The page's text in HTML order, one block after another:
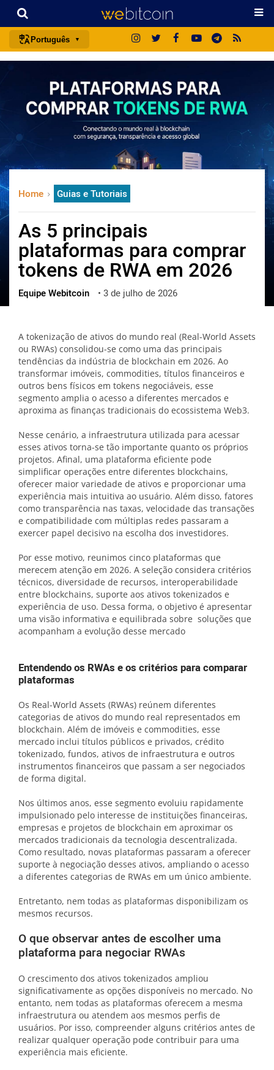
Português
english
español
中文
한국어
العربية
ไทย
ქართული
Home Guias e Tutoriais
As 5 principais
plataformas para comprar
tokens de RWA em 2026
Equipe Webitcoin • 3 de julho de 2026
A tokenização de ativos do mundo real (Real-World Assets
ou RWAs) consolidou-se como uma das principais
tendências da indústria de blockchain em 2026. Ao
transformar imóveis, commodities, títulos financeiros e
outros bens físicos em tokens negociáveis, esse
segmento amplia o acesso a diferentes mercados e
aproxima as finanças tradicionais do ecossistema Web3.
Nesse cenário, a infraestrutura utilizada para acessar
esses ativos torna-se tão importante quanto os próprios
projetos. Afinal, uma plataforma eficiente pode
simplificar operações entre diferentes blockchains,
oferecer maior variedade de ativos e proporcionar uma
experiência mais intuitiva ao usuário. Além disso, fatores
como transparência nas taxas, velocidade das transações
e compatibilidade com múltiplas redes passaram a
exercer papel decisivo na escolha dos investidores.
Por esse motivo, reunimos cinco plataformas que
merecem atenção em 2026. A seleção considera critérios
técnicos, diversidade de recursos, interoperabilidade
entre blockchains, suporte aos ativos tokenizados e
experiência de uso. Dessa forma, o objetivo é apresentar
uma visão informativa e equilibrada sobre soluções que
acompanham a evolução desse mercado
Entendendo os RWAs e os critérios para comparar
plataformas
Os Real-World Assets (RWAs) reúnem diferentes
categorias de ativos do mundo real representados em
blockchain. Além de imóveis e commodities, esse
mercado inclui títulos públicos e privados, crédito
tokenizado, fundos, ativos de infraestrutura e outros
instrumentos financeiros que passam a ser negociados
de forma digital.
Nos últimos anos, esse segmento evoluiu rapidamente
impulsionado pelo interesse de instituições financeiras,
empresas e projetos de blockchain em aproximar os
mercados tradicionais da tecnologia descentralizada.
Como resultado, novas plataformas passaram a oferecer
suporte à negociação desses ativos, ampliando o acesso
a diferentes categorias de RWAs em um único ambiente.
Entretanto, nem todas as plataformas disponibilizam os
mesmos recursos.
O que observar antes de escolher uma
plataforma para negociar RWAs
O crescimento dos ativos tokenizados ampliou
significativamente as opções disponíveis no mercado. No
entanto, nem todas as plataformas oferecem a mesma
infraestrutura ou atendem aos mesmos perfis de
usuários. Por isso, compreender alguns critérios antes de
realizar qualquer operação pode contribuir para uma
experiência mais eficiente.